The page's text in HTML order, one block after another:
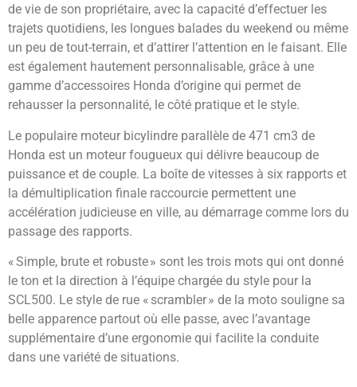
de vie de son propriétaire, avec la capacité d’effectuer les
trajets quotidiens, les longues balades du weekend ou même
un peu de tout-terrain, et d’attirer l’attention en le faisant. Elle
est également hautement personnalisable, grâce à une
gamme d’accessoires Honda d’origine qui permet de
rehausser la personnalité, le côté pratique et le style.
Le populaire moteur bicylindre parallèle de 471 cm3 de
Honda est un moteur fougueux qui délivre beaucoup de
puissance et de couple. La boîte de vitesses à six rapports et
la démultiplication finale raccourcie permettent une
accélération judicieuse en ville, au démarrage comme lors du
passage des rapports.
« Simple, brute et robuste » sont les trois mots qui ont donné
le ton et la direction à l’équipe chargée du style pour la
SCL500. Le style de rue « scrambler » de la moto souligne sa
belle apparence partout où elle passe, avec l’avantage
supplémentaire d’une ergonomie qui facilite la conduite
dans une variété de situations.